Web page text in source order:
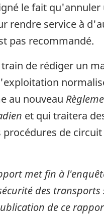
le fait qu'annuler
rendre service à
pas recommandé.
de rédiger un
au nouveau
et qui traitera
procédures de
met fin à
des transports
de ce